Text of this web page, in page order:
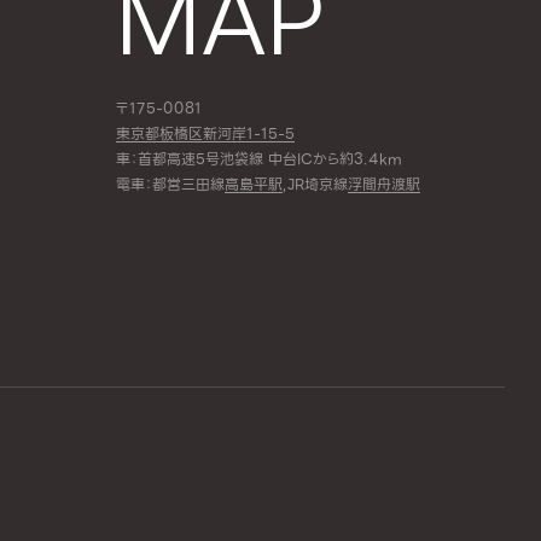
〒175-0081
東京都板橋区新河岸1-15-5
車：首都高速5号池袋線 中台ICから約3.4km
電車：都営三田線高島平駅,JR埼京線浮間舟渡駅